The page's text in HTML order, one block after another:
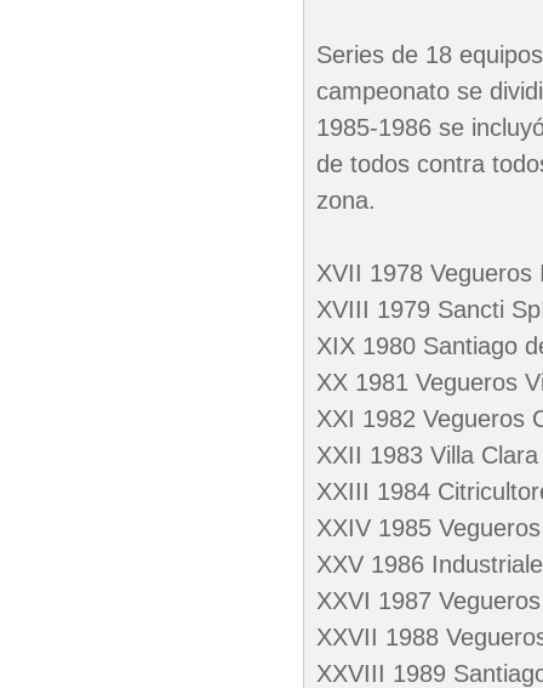
Series de 18
campeonato se
1985-1986 se
de todos contra
zona.
XVII 1978 Vegueros
XVIII 1979 Sancti
XIX 1980 Santiago
XX 1981 Vegueros
XXI 1982 Vegueros
XXII 1983 Villa
XXIII 1984
XXIV 1985
XXV 1986
XXVI 1987
XXVII 1988
XXVIII 1989